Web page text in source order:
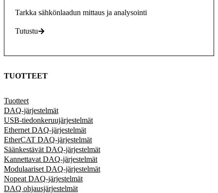
Tarkka sähkönlaadun mittaus ja analysointi
Tutustu
TUOTTEET
Tuotteet
DAQ-järjestelmät
USB-tiedonkeruujärjestelmät
Ethernet DAQ-järjestelmät
EtherCAT DAQ-järjestelmät
Säänkestävät DAQ-järjestelmät
Kannettavat DAQ-järjestelmät
Modulaariset DAQ-järjestelmät
Nopeat DAQ-järjestelmät
DAQ ohjausjärjestelmät